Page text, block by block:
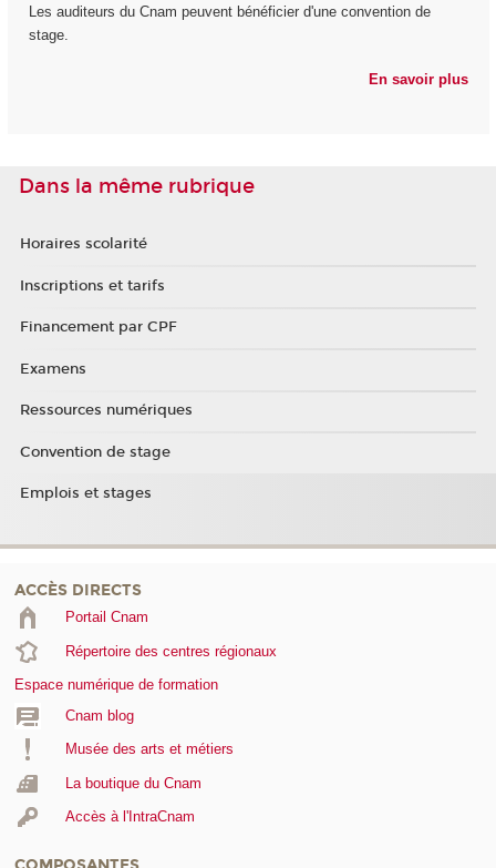
Les auditeurs du Cnam peuvent bénéficier d'une convention de
stage.
En savoir plus
Dans la même rubrique
Horaires scolarité
Inscriptions et tarifs
Financement par CPF
Examens
Ressources numériques
Convention de stage
Emplois et stages
ACCÈS DIRECTS
Portail Cnam
Répertoire des centres régionaux
Espace numérique de formation
Cnam blog
Musée des arts et métiers
La boutique du Cnam
Accès à l'IntraCnam